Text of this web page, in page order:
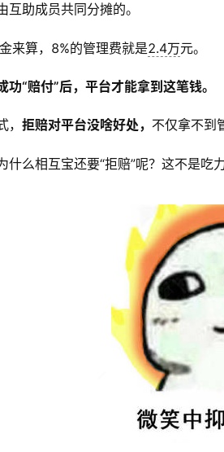
互助成员共同分摊的。
来算，8%的管理费就是2.4万元。
功“赔付”后，平台才能拿到这笔钱。
拒赔对平台没啥好处， 不仅拿不到
什么相互宝还要“拒赔”呢？这不是吃